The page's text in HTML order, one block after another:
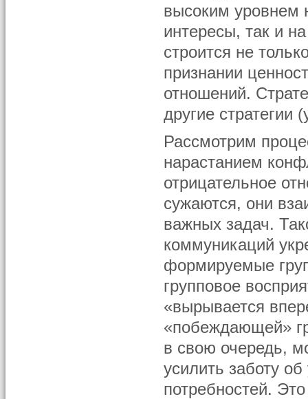
высоким уровнем
интересы, так и
строится не
признании
отношений.
другие стратегии
Рассмотрим
нарастанием
отрицательное
сужаются, они
важных задач.
коммуникаций
формируемые
групповое
«вырывается
«побеждающей»
в свою очередь,
усилить заботу
потребностей.